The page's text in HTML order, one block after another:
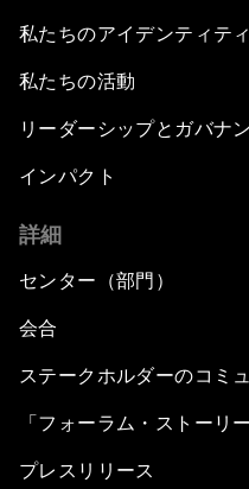
私たちのアイデンティティ
私たちの活動
リーダーシップとガバナ
インパクト
詳細
センター（部門）
会合
ステークホルダーのコミ
「フォーラム・ストーリー
プレスリリース